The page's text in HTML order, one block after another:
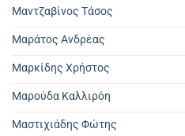
Μαντζαβίνος Τάσος
Μαράτος Ανδρέας
Μαρκίδης Χρήστος
Μαρούδα Καλλιρόη
Μαστιχιάδης Φώτης